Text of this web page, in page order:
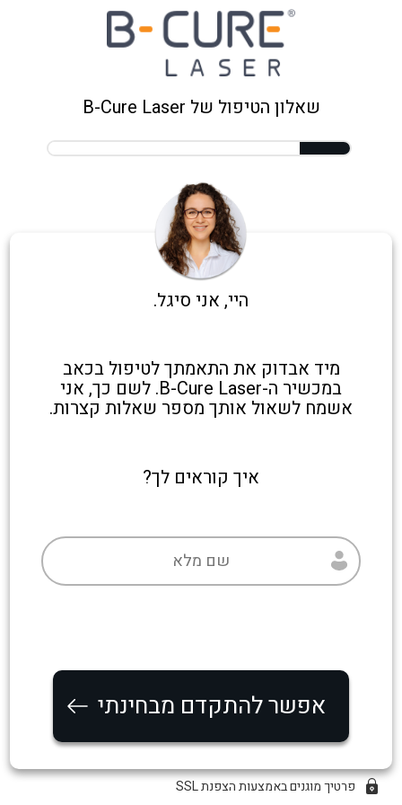
שאלון הטיפול של B-Cure Laser
היי, אני סיגל.
מיד אבדוק את התאמתך לטיפול בכאב
במכשיר ה-B-Cure Laser. לשם כך, אני
אשמח לשאול אותך מספר שאלות קצרות.
איך קוראים לך?
אפשר להתקדם מבחינתי
פרטיך מוגנים באמצעות הצפנת SSL